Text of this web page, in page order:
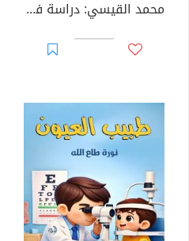
محمد القيسي: دراسة في شعره ونثره